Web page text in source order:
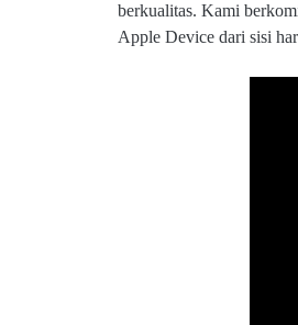
berkualitas. Kami
Apple Device dari sisi